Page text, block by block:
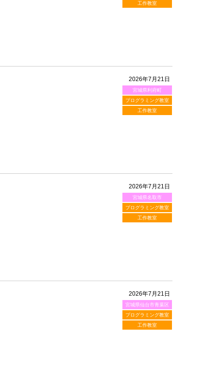
工作教室
2026年7月21日
宮城県利府町
プログラミング教室
工作教室
2026年7月21日
宮城県名取市
プログラミング教室
工作教室
2026年7月21日
宮城県仙台市青葉区
プログラミング教室
工作教室